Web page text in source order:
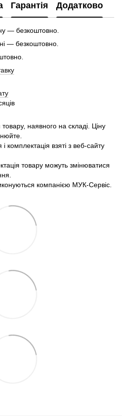
Гарантія Додатково
— безкоштовно.
— безкоштовно.
наявного на складі. Ціну
комплектація взяті з веб-сайту
товару можуть змінюватися
компанією МУК-Сервіс.